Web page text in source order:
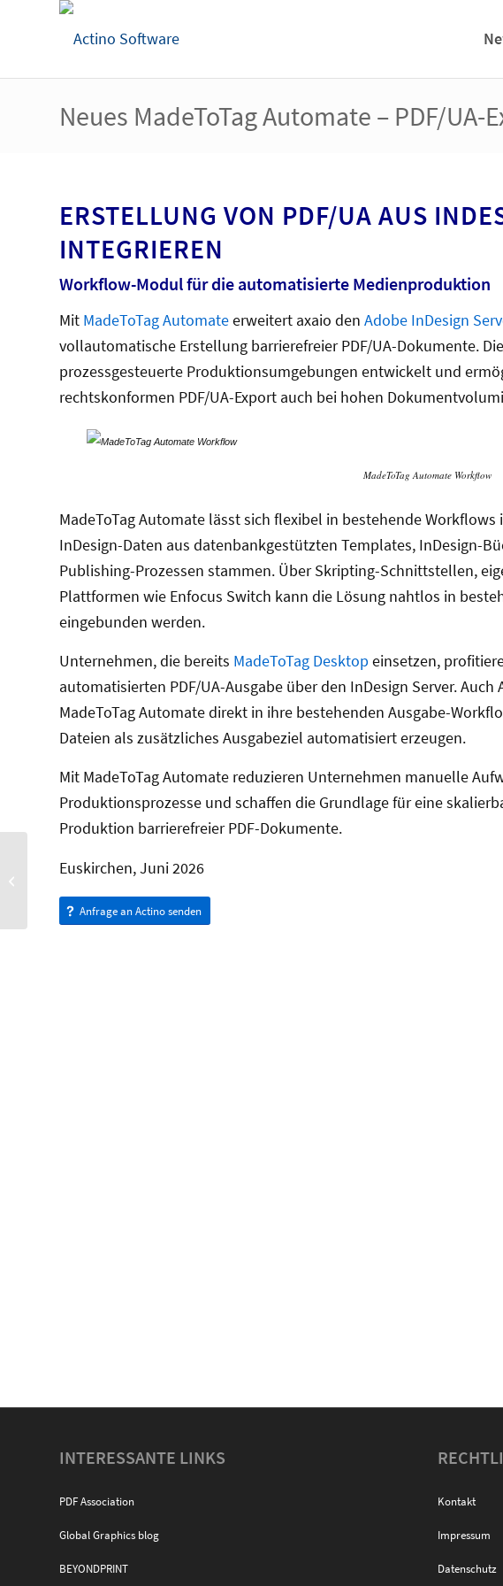
Neues MadeToTag Automate – PDF/
ERSTELLUNG VON PDF/UA AUS
INTEGRIEREN
Workflow-Modul für die automatisierte Medienproduktion
Mit MadeToTag Automateerweitert axaio den Adobe InDesign
vollautomatische Erstellung barrierefreier PDF/UA-Dokumente.
prozessgesteuerte Produktionsumgebungen entwickelt und
rechtskonformen PDF/UA-Export auch bei hohen
MadeToTag Automate Workflow
MadeToTag Automate lässt sich flexibel in bestehende
InDesign-Daten aus datenbankgestützten Templates, InDesign-
Publishing-Prozessen stammen. Über Skripting-Schnittstellen,
Plattformen wie Enfocus Switch kann die Lösung nahtlos in
eingebunden werden.
Unternehmen, die bereits MadeToTag Desktopeinsetzen,
automatisierten PDF/UA-Ausgabe über den InDesign Server.
MadeToTag Automate direkt in ihre bestehenden Ausgabe-
Dateien als zusätzliches Ausgabeziel automatisiert erzeugen.
Mit MadeToTag Automate reduzieren Unternehmen manuelle
Produktionsprozesse und schaffen die Grundlage für eine
Produktion barrierefreier PDF-Dokumente.
Euskirchen, Juni 2026
Anfrage an Actino senden
INTERESSANTE LINKS
PDF Association
Global Graphics blog
BEYONDPRINT
Kontakt
Impressum
Datenschutz
der Version 3.0 von PDFix